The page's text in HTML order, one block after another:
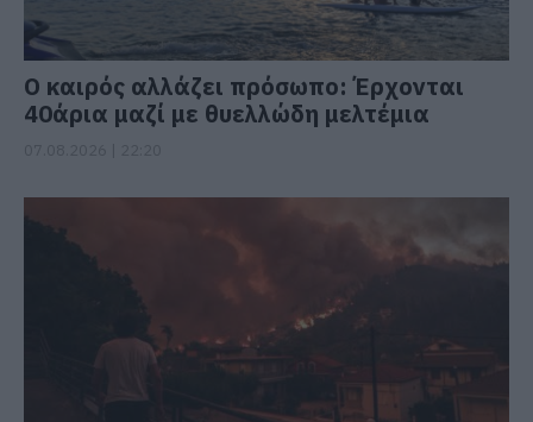
Ο καιρός αλλάζει πρόσωπο: Έρχονται
40άρια μαζί με θυελλώδη μελτέμια